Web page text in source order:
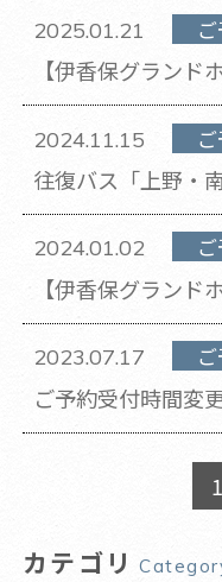
2025.01.21
【伊香保グランド
月31日のチェック
に変更となります。
2024.11.15
往復バス「上野・
の運休のお知らせ
2024.01.02
【伊香保グランド
知らせ
2023.07.17
ご予約受付時間変
1
カテゴリ